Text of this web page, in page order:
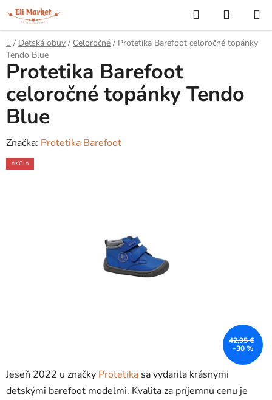
Prejsť
na
obsah
Hľadať
KOŠÍK
Domov
/ Detská obuv / Celoročné / Protetika Barefoot celoročné topánky
Tendo Blue
Jeseň 2022 u značky Protetika sa vydarila krásnymi
detskými barefoot modelmi. Kvalita za príjemnú cenu je
Protetika Barefoot
celoročné topánky Tendo
Blue
Značka: Protetika Barefoot
AKCIA
42,95 €
–30 %